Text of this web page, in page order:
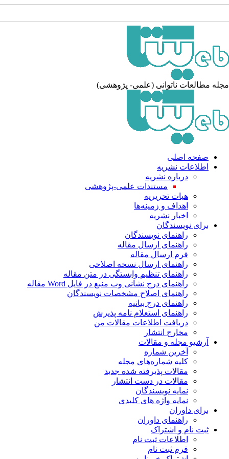
مطالعات ناتوانی (علمی- پژوهشی)
صفحه اصلی
اطلاعات نشریه
درباره نشریه
مستندات علمی-پژوهشی
هیات تحریریه
اهداف و زمینه‌ها
اخبار نشریه
برای نویسندگان
راهنمای نویسندگان
راهنمای ارسال مقاله
فرم ارسال مقاله
راهنمای ارسال نسخه اصلاحی
راهنمای تنظیم وابستگی در متن مقاله
راهنمای درج نشانی وب منبع در فایل Word مقاله
راهنمای اصلاح مشخصات نویسندگان
راهنمای درج بیانیه
راهنمای استعلام نامه پذیرش
دریافت اطلاعات مقالات من
مخارج انتشار
آرشیو مجله و مقالات
آخرین شماره
کلیه شماره‌های مجله
مقالات پذیرفته شده جدید
مقالات در دست انتشار
نمایه نویسندگان
نمایه واژه های کلیدی
برای داوران
راهنمای داوران
ثبت نام و اشتراک
اطلاعات ثبت نام
فرم ثبت نام